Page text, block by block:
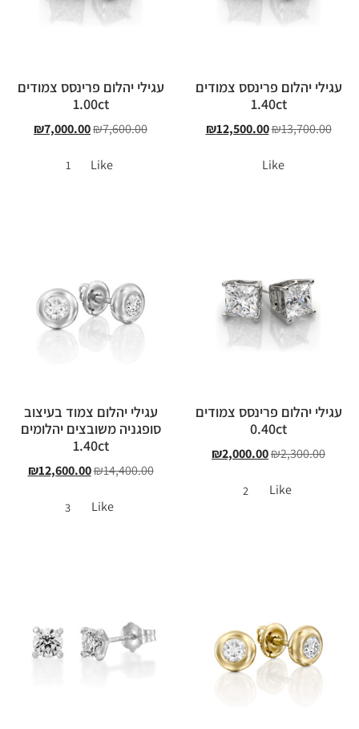
עגילי יהלום פרינסס צמודים
1.40ct
₪13,700.00
₪12,500.00
Like
עגילי יהלום פרינסס צמודים
1.00ct
₪7,600.00
₪7,000.00
Like
1
עגילי יהלום פרינסס צמודים
0.40ct
₪2,300.00
₪2,000.00
Like
2
עגילי יהלום צמוד בעיצוב
סופגניה משובצים יהלומים
1.40ct
₪14,400.00
₪12,600.00
Like
3